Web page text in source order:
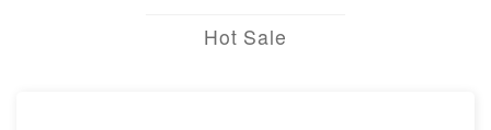
Hot Sale